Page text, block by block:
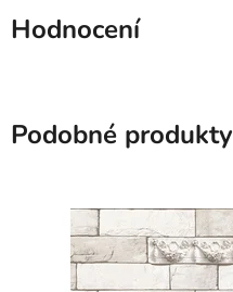
Hodnocení
Podobné produkty